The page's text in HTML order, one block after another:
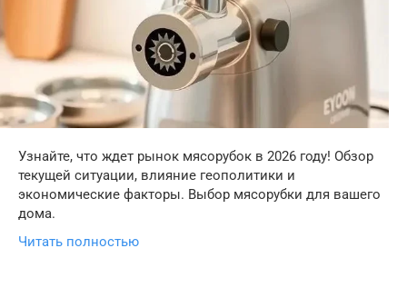
Узнайте, что ждет рынок мясорубок в 2026 году! Обзор
текущей ситуации, влияние геополитики и
экономические факторы. Выбор мясорубки для вашего
дома.
Читать полностью